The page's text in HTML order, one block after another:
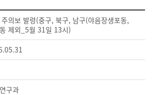
의보 발령(중구, 북구, 남구(야음장생포동,
제외_5월 31일 13시)
구과